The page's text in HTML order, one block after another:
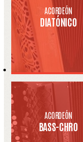
ACORDEÓN
DIATÓNICO
ACORDEÓN
BASS-CHRO